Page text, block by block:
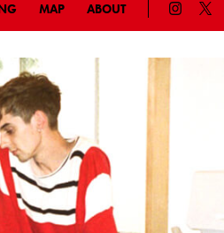
MAP ABOUT